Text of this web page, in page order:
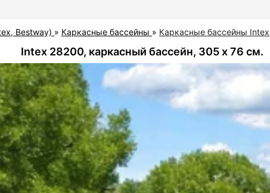
Bestway) » Каркасные бассейны » Каркасные бассейны Intex
Intex 28200, каркасный бассейн, 305 х 76 см.